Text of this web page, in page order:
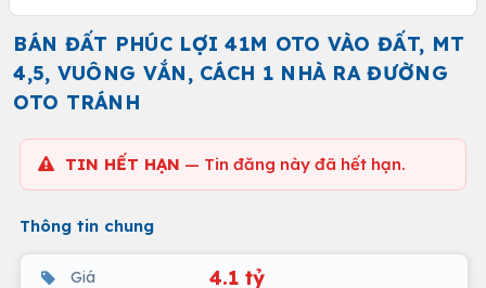
BÁN ĐẤT PHÚC LỢI 41M OTO VÀO ĐẤT, MT
4,5, VUÔNG VẮN, CÁCH 1 NHÀ RA ĐƯỜNG
OTO TRÁNH
TIN HẾT HẠN — Tin đăng này đã hết hạn.
Thông tin chung
Giá 4.1 tỷ